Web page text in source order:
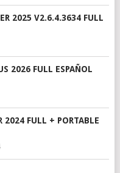
2025 V2.6.4.3634 FULL
2026 FULL ESPAÑOL
FULL + PORTABLE